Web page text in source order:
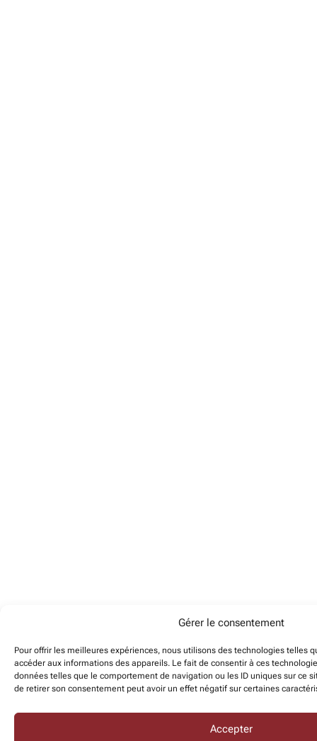
Gérer le consentement
Pour offrir les meilleures expériences, nous utilisons des technologies telles
accéder aux informations des appareils. Le fait de consentir à ces
données telles que le comportement de navigation ou les ID uniques sur ce
de retirer son consentement peut avoir un effet négatif sur certaines
Accepter